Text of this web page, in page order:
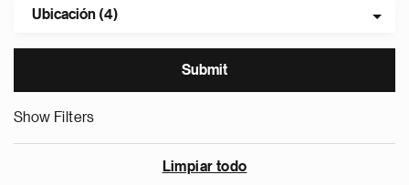
Ubicación (4)
Show Filters
Limpiar todo